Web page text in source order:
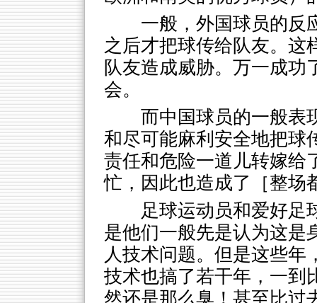
一般，外国球员的反
之后才把球传给队友。这
队友造成威胁。万一成功
会。
而中国球员的一般表
和尽可能麻利安全地把球
责任和危险一道儿转嫁给
忙，因此也造成了［整场
足球运动员和爱好足
是他们一般先是认为这是
人技术问题。但是这些年
技术也搞了若干年，一到
然还是那么臭！甚至比过